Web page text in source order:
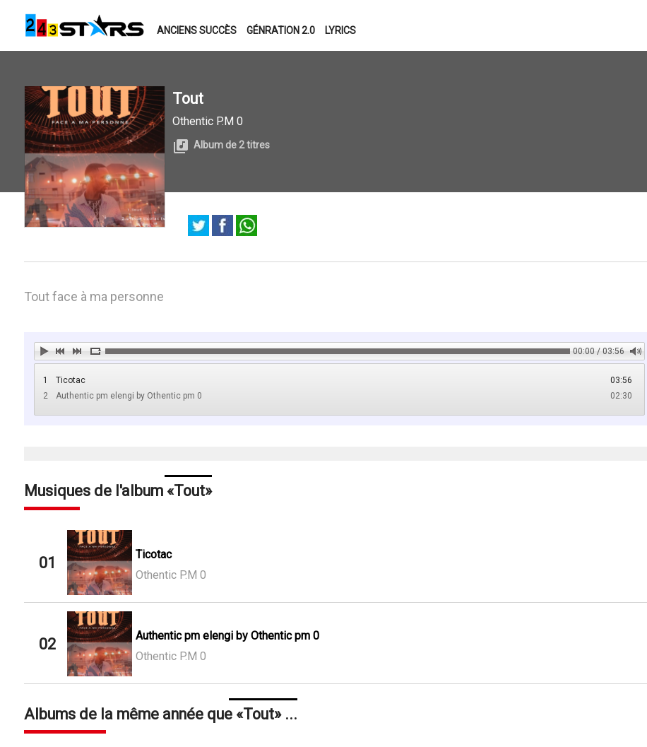
ANCIENS SUCCÈS GÉNRATION 2.0 LYRICS
Tout
Othentic P.M 0
Album de 2 titres
Tout face à ma personne
00:00 / 03:56
1 03:56
Ticotac
2
02:30
Authentic pm elengi by Othentic pm 0
Musiques de l'album Tout
01
Ticotac
Othentic P.M 0
02
Authentic pm elengi by Othentic pm 0
Othentic P.M 0
Albums de la même année que Tout ...